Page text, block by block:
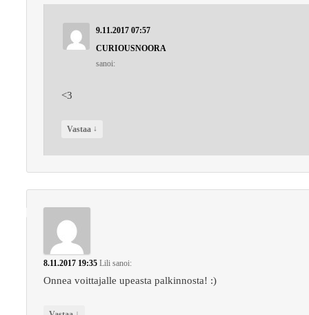
9.11.2017 07:57
CURIOUSNOORA
sanoi:
<3
Vastaa ↓
8.11.2017 19:35 Lili sanoi:
Onnea voittajalle upeasta palkinnosta! :)